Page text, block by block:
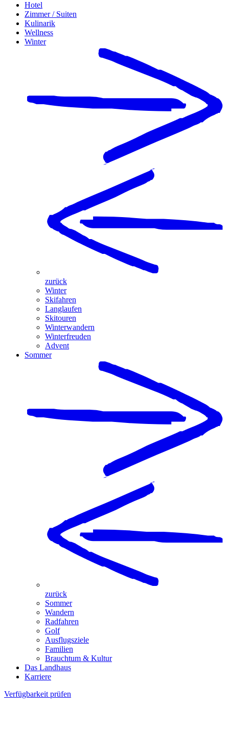
Hotel
Zimmer / Suiten
Kulinarik
Wellness
Winter
zurück
Winter
Skifahren
Langlaufen
Skitouren
Winterwandern
Winterfreuden
Advent
Sommer
zurück
Sommer
Wandern
Radfahren
Golf
Ausflugsziele
Familien
Brauchtum & Kultur
Das Landhaus
Karriere
Verfügbarkeit prüfen